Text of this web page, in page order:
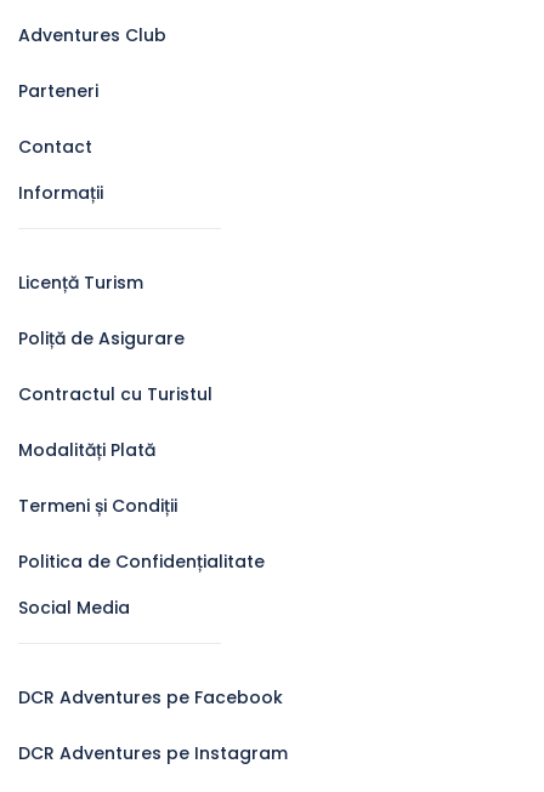
Adventures Club
Parteneri
Contact
Informații
Licență Turism
Poliță de Asigurare
Contractul cu Turistul
Modalități Plată
Termeni și Condiții
Politica de Confidențialitate
Social Media
DCR Adventures pe Facebook
DCR Adventures pe Instagram